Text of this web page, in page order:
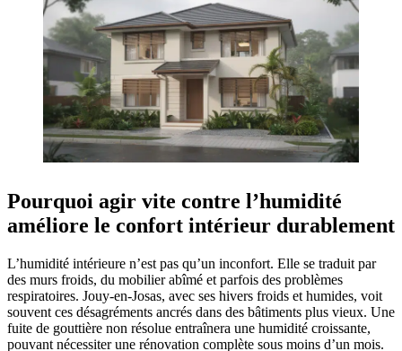
Pourquoi agir vite contre l’humidité
améliore le confort intérieur durablement
L’humidité intérieure n’est pas qu’un inconfort. Elle se traduit par
des murs froids, du mobilier abîmé et parfois des problèmes
respiratoires. Jouy-en-Josas, avec ses hivers froids et humides, voit
souvent ces désagréments ancrés dans des bâtiments plus vieux. Une
fuite de gouttière non résolue entraînera une humidité croissante,
pouvant nécessiter une rénovation complète sous moins d’un mois.